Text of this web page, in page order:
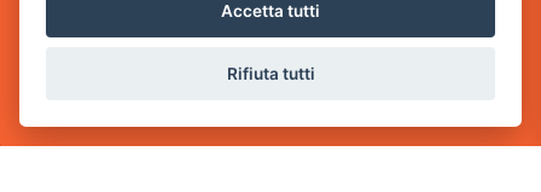
via Industriale, 2 - 25082 Botticino, BS
Partita iva 03308130982
CONTATTI
Accetta tutti
Rifiuta tutti